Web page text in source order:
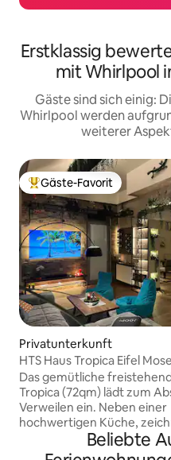
Erstklassig
mit Whirlpool
Gäste sind sich einig:
Whirlpool werden
weiterer
Beliebter Gäste-Favorit.
Gäste-Favorit
Privatunterkunft
HTS Haus Tropica Eifel
Fitnessraum und Whirlpool
Das gemütliche
Tropica (72qm) lädt zum
Verweilen ein. Neben einer
hochwertigen Küche,
durch seine Liebe zum
eine Schlafcouch, sodass 2
Beliebte